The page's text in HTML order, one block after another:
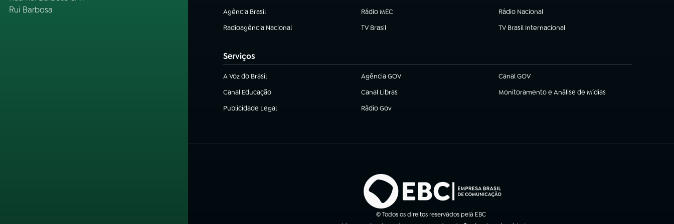
Rui Barbosa
Agência Brasil
(abre em nova aba) Rádio MEC
(abre em nova aba)
Rádio Nacional
Radioagência Nacional
(abre em nova aba) TV Brasil
(abre em nova aba) TV Brasil Internacional
(abre em nova aba)
Serviços
A Voz do Brasil
(abre em nova aba) Agência GOV
(abre em nova aba) Canal GOV
(abre em nova aba)
Canal Educação
(abre em nova aba) Canal Libras
(abre em nova aba) Monitoramento e Análise de Mídias
(abre em nova aba)
Publicidade Legal
(abre em nova aba) Rádio Gov
(abre em nova aba)
© Todos os direitos reservados pela EBC